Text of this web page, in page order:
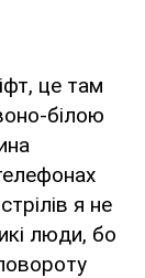
це там
білою
я не
люди, бо